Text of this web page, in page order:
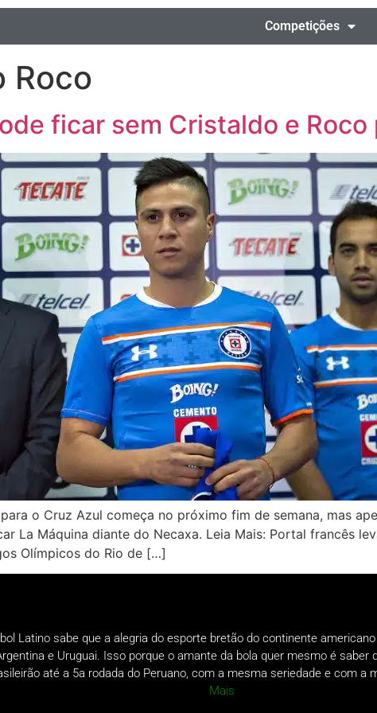
Competições
Roco
ficar sem Cristaldo e Roco
o Cruz Azul começa no próximo fim de semana, mas
La Máquina diante do Necaxa. Leia Mais: Portal francês
Olímpicos do Rio de […]
Latino sabe que a alegria do esporte bretão do continente
e Uruguai. Isso porque o amante da bola quer mesmo é saber
até a 5a rodada do Peruano, com a mesma seriedade e com a
Mais